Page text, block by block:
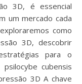
3D, é essencial
um mercado cada
como
3D, descobrir
para o
cubensis
3D A chave